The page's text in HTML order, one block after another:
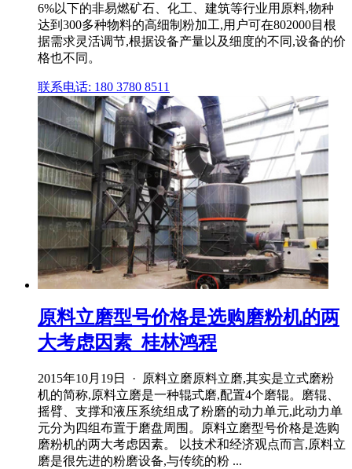
6%以下的非易燃矿石、化工、建筑等行业用原料,物种
达到300多种物料的高细制粉加工,用户可在802000目根
据需求灵活调节,根据设备产量以及细度的不同,设备的价
格也不同。
联系电话: 180 3780 8511
原料立磨型号价格是选购磨粉机的两
大考虑因素_桂林鸿程
2015年10月19日 · 原料立磨原料立磨,其实是立式磨粉
机的简称,原料立磨是一种辊式磨,配置4个磨辊。磨辊、
摇臂、支撑和液压系统组成了粉磨的动力单元,此动力单
元分为四组布置于磨盘周围。原料立磨型号价格是选购
磨粉机的两大考虑因素。 以技术和经济观点而言,原料立
磨是很先进的粉磨设备,与传统的粉 ...